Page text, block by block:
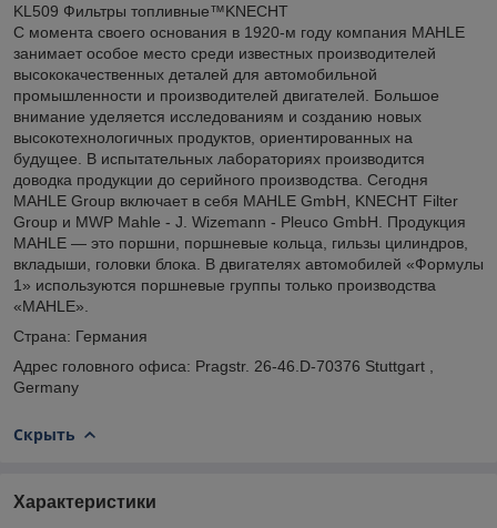
KL509 Фильтры топливные™KNECHT
С момента своего основания в 1920-м году компания MAHLE
занимает особое место среди известных производителей
высококачественных деталей для автомобильной
промышленности и производителей двигателей. Большое
внимание уделяется исследованиям и созданию новых
высокотехнологичных продуктов, ориентированных на
будущее. В испытательных лабораториях производится
доводка продукции до серийного производства. Сегодня
MAHLE Group включает в себя MAHLE GmbH, KNECHT Filter
Group и MWP Mahle - J. Wizemann - Pleuco GmbH. Продукция
MAHLE — это поршни, поршневые кольца, гильзы цилиндров,
вкладыши, головки блока. В двигателях автомобилей «Формулы
1» используются поршневые группы только производства
«MAHLE».
Страна: Германия
Адрес головного офиса: Pragstr. 26-46.D-70376 Stuttgart ,
Germany
Скрыть
Характеристики